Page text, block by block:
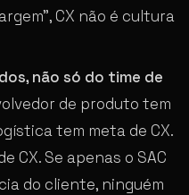
CX não é cultura
não só do time de
de produto tem
tem meta de CX.
CX. Se apenas o SAC
do cliente, ninguém